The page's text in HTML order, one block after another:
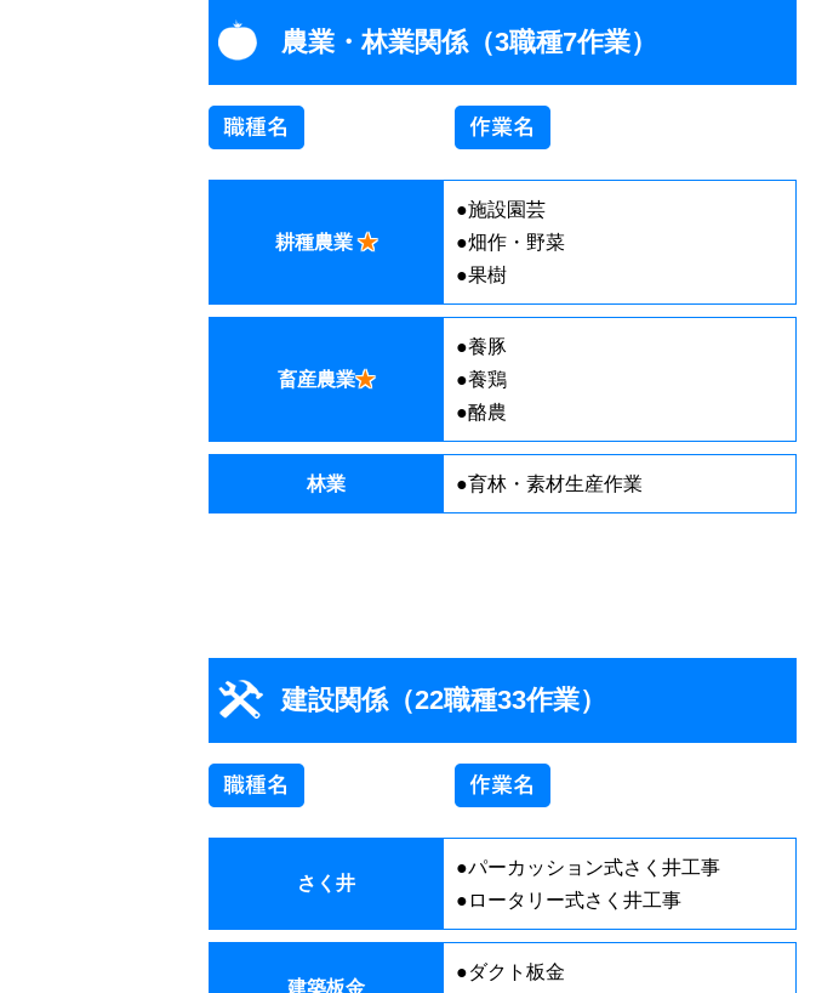
農業・林業関係（3職種7作業）
耕種農業★
●施設園芸
●畑作・野菜
●果樹
畜産農業★
●養豚
●養鶏
●酪農
林業 ●育林・素材生産作業
建設関係（22職種33作業）
さく井
●パーカッション式さく井工事
●ロータリー式さく井工事
建築板金
●ダクト板金